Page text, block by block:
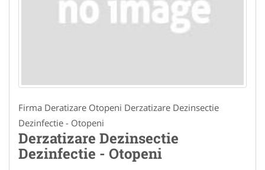
Firma Deratizare Otopeni Derzatizare Dezinsectie
Dezinfectie - Otopeni
Derzatizare Dezinsectie
Dezinfectie - Otopeni